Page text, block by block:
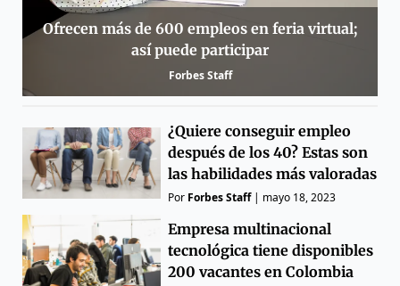
Ofrecen más de 600 empleos en feria virtual;
así puede participar
Forbes Staff
¿Quiere conseguir empleo
después de los 40? Estas son
las habilidades más valoradas
Por Forbes Staff| mayo 18, 2023
Empresa multinacional
tecnológica tiene disponibles
200 vacantes en Colombia